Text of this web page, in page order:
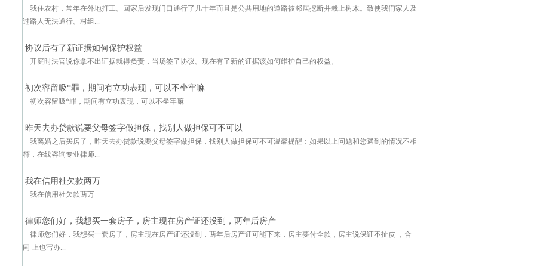
我住农村，常年在外地打工。回家后发现门口通行了几十年而且是公共用地的道路被邻居挖断并栽上树木。致使我们家人及
过路人无法通行。村组...
·协议后有了新证据如何保护权益
开庭时法官说你拿不出证据就得负责，当场签了协议。现在有了新的证据该如何维护自己的权益。
·初次容留吸*罪，期间有立功表现，可以不坐牢嘛
初次容留吸*罪，期间有立功表现，可以不坐牢嘛
·昨天去办贷款说要父母签字做担保，找别人做担保可不可以
我离婚之后买房子，昨天去办贷款说要父母签字做担保，找别人做担保可不可温馨提醒：如果以上问题和您遇到的情况不相
符，在线咨询专业律师...
·我在信用社欠款两万
我在信用社欠款两万
·律师您们好，我想买一套房子，房主现在房产证还没到，两年后房产
律师您们好，我想买一套房子，房主现在房产证还没到，两年后房产证可能下来，房主要付全款，房主说保证不扯皮 ，合
同 上也写办...